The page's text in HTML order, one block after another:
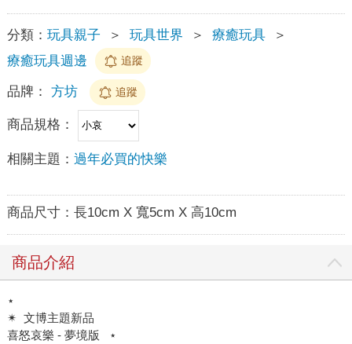
分類： 玩具親子 ＞ 玩具世界 ＞ 療癒玩具
＞
療癒玩具週邊
追蹤
品牌： 方坊 追蹤
商品規格：
相關主題： 過年必買的快樂
商品尺寸： 長10cm X 寬5cm X 高10cm
商品介紹
⋆
✴︎ ​ 文博主題新品
喜怒哀樂 - 夢境版 ​ ​ ⋆